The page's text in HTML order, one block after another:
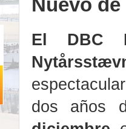
El DBC
dos años